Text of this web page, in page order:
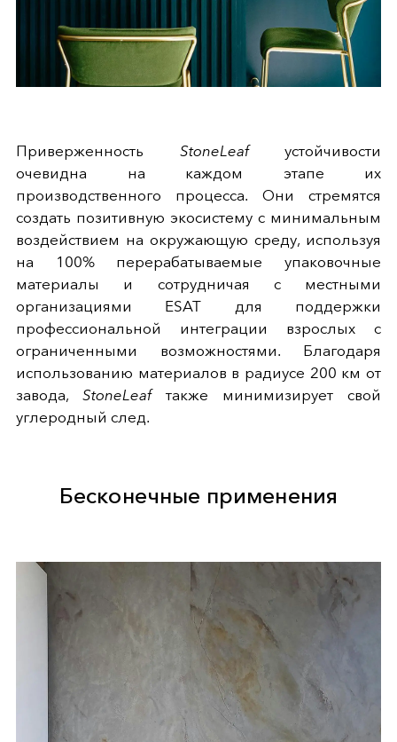
Приверженность StoneLeafустойчивости
очевидна на каждом этапе их
производственного процесса. Они стремятся
создать позитивную экосистему с минимальным
воздействием на окружающую среду, используя
на 100% перерабатываемые упаковочные
материалы и сотрудничая с местными
организациями ESAT для поддержки
профессиональной интеграции взрослых с
ограниченными возможностями. Благодаря
использованию материалов в радиусе 200 км от
завода, StoneLeafтакже минимизирует свой
углеродный след.
Бесконечные применения